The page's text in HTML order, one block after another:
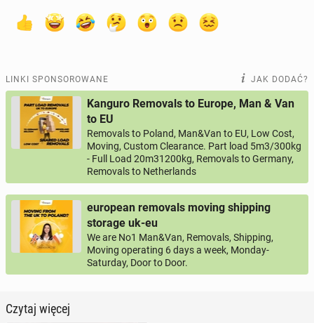
LINKI SPONSOROWANE JAK DODAĆ?
Kanguro Removals to Europe, Man & Van
to EU
Removals to Poland, Man&Van to EU, Low Cost,
Moving, Custom Clearance. Part load 5m3/300kg
- Full Load 20m31200kg, Removals to Germany,
Removals to Netherlands
european removals moving shipping
storage uk-eu
We are No1 Man&Van, Removals, Shipping,
Moving operating 6 days a week, Monday-
Saturday, Door to Door.
Czytaj więcej